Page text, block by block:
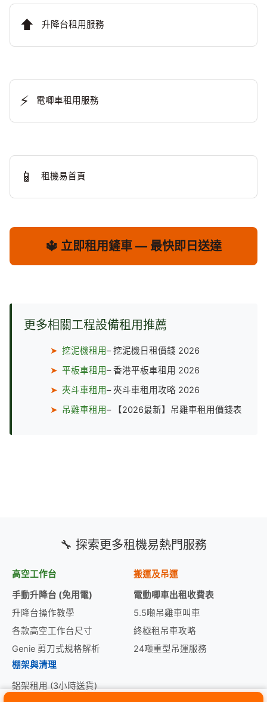
⬆️ 升降台租用服務
⚡ 電唧車租用服務
📱 租機易首頁
🔱 立即租用鏟車 — 最快即日送達
更多相關工程設備租用推薦
➤ 挖泥機租用– 挖泥機日租價錢 2026
➤ 平板車租用– 香港平板車租用 2026
➤ 夾斗車租用– 夾斗車租用攻略 2026
➤ 吊雞車租用– 【2026最新】吊雞車租用價錢表
🔧 探索更多租機易熱門服務
高空工作台
手動升降台 (免用電)
升降台操作教學
各款高空工作台尺寸
Genie 剪刀式規格解析
搬運及吊運
電動唧車出租收費表
5.5噸吊雞車叫車
終極租吊車攻略
24噸重型吊運服務
棚架與清理
鋁架租用 (3小時送貨)